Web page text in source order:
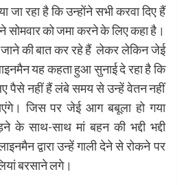
जा रहा है कि उन्होंने सभी करवा दिए हैं
सोमवार को जमा करने के लिए कहा है।
जाने की बात कर रहे हैं लेकर लेकिन जेई
यह कहता हुआ सुनाई दे रहा है कि
पैसे नहीं हैं लंबे समय से उन्हें वेतन नहीं
जिस पर जेई आग बबूला हो गया
के साथ-साथ मां बहन की भद्दी भद्दी
द्वारा उन्हें गाली देने से रोकने पर
बरसाने लगे।